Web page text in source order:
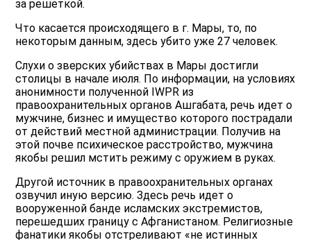
за решеткой.
Что касается происходящего в г. Мары, то, по
некоторым данным, здесь убито уже 27 человек.
Слухи о зверских убийствах в Мары достигли
столицы в начале июля. По информации, на условиях
анонимности полученной IWPR из
правоохранительных органов Ашгабата, речь идет о
мужчине, бизнес и имущество которого пострадали
от действий местной администрации. Получив на
этой почве психическое расстройство, мужчина
якобы решил мстить режиму с оружием в руках.
Другой источник в правоохранительных органах
озвучил иную версию. Здесь речь идет о
вооруженной банде исламских экстремистов,
перешедших границу с Афганистаном. Религиозные
фанатики якобы отстреливают «не истинных